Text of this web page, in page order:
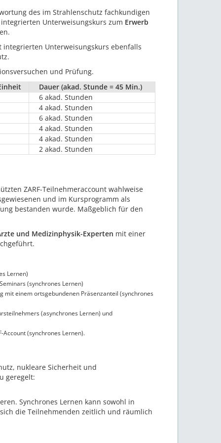
des im Strahlenschutz fachkundigen
Unterweisungskurs zum Erwerb
Unterweisungskurs ebenfalls
und Prüfung.
Dauer (akad. Stunde = 45 Min.)
6 akad. Stunden
4 akad. Stunden
6 akad. Stunden
4 akad. Stunden
4 akad. Stunden
2 akad. Stunden
ZARF-Teilnehmeraccount wahlweise
und im Kursprogramm als
bestanden wurde. Maßgeblich für den
und Medizinphysik-Experten mit einer
Lernen)
(synchrones Lernen)
mit einem ortsgebundenen Präsenzanteil (synchrones
(asynchrones Lernen) und
Account (synchrones Lernen).
nukleare Sicherheit und
geregelt:
Synchrones Lernen kann sowohl in
die Teilnehmenden zeitlich und räumlich